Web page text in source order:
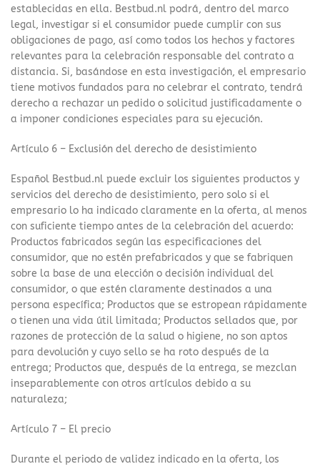
establecidas en ella. Bestbud.nl podrá, dentro del marco
legal, investigar si el consumidor puede cumplir con sus
obligaciones de pago, así como todos los hechos y factores
relevantes para la celebración responsable del contrato a
distancia. Si, basándose en esta investigación, el empresario
tiene motivos fundados para no celebrar el contrato, tendrá
derecho a rechazar un pedido o solicitud justificadamente o
a imponer condiciones especiales para su ejecución.
Artículo 6 – Exclusión del derecho de desistimiento
Español Bestbud.nl puede excluir los siguientes productos y
servicios del derecho de desistimiento, pero solo si el
empresario lo ha indicado claramente en la oferta, al menos
con suficiente tiempo antes de la celebración del acuerdo:
Productos fabricados según las especificaciones del
consumidor, que no estén prefabricados y que se fabriquen
sobre la base de una elección o decisión individual del
consumidor, o que estén claramente destinados a una
persona específica; Productos que se estropean rápidamente
o tienen una vida útil limitada; Productos sellados que, por
razones de protección de la salud o higiene, no son aptos
para devolución y cuyo sello se ha roto después de la
entrega; Productos que, después de la entrega, se mezclan
inseparablemente con otros artículos debido a su
naturaleza;
Artículo 7 – El precio
Durante el periodo de validez indicado en la oferta, los